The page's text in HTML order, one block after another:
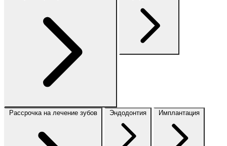
Рассрочка на лечение зубов Эндодонтия Имплантация